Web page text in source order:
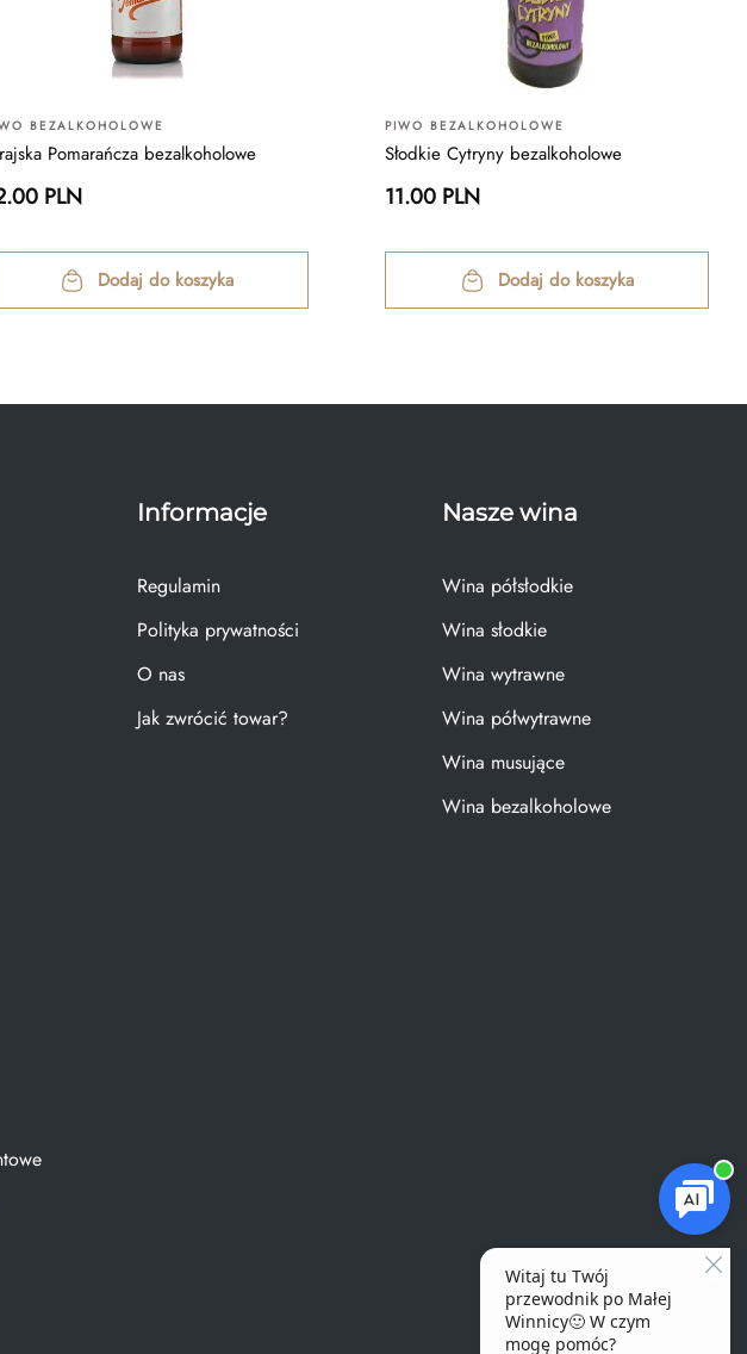
BEZALKOHOLOWE
Pomarańcza bezalkoholowe
PLN
Dodaj do koszyka
PIWO BEZALKOHOLOWE
Słodkie Cytryny bezalkoholowe
11.00 PLN
Dodaj do koszyka
Informacje
Regulamin
Polityka prywatności
O nas
Jak zwrócić towar?
Nasze wina
Wina półsłodkie
Wina słodkie
Wina wytrawne
Wina półwytrawne
Wina musujące
Wina bezalkoholowe